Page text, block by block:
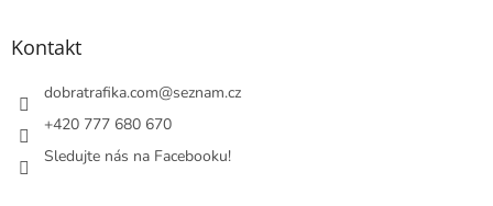
Kontakt
dobratrafika.com@seznam.cz
+420 777 680 670
Sledujte nás na Facebooku!